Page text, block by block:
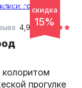
скидка
15%
4 часа
4,93
колоритом
прогулке